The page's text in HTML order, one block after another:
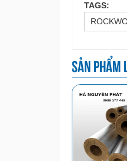
TAGS:
Sản phẩm